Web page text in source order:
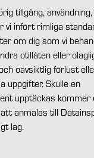
tillgång,
vi infört rimliga
om dig som vi
otillåten eller
oavsiktlig förlust
uppgifter. Skulle en
upptäckas kommer
anmälas till
lag.